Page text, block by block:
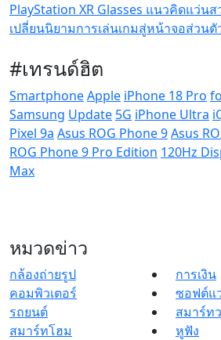
PlayStation XR Glasses แนวคิดแว่นส
เปลี่ยนนิยามการเล่นเกมสู่หน้าจอส่วน
#เทรนด์ฮิต
SmartphoneApple iPhone 18 Pro
Samsung Update 5G iPhone Ultra
Pixel 9a Asus ROG Phone 9Asus
ROG Phone 9 Pro Edition 120Hz
Max
หมวดข่าว
กล้องถ่ายรูป
การเงิน
คอมพิวเตอร์
ซอฟต์แ
รถยนต์
สมาร์ท
สมาร์ทโฮม
หูฟัง